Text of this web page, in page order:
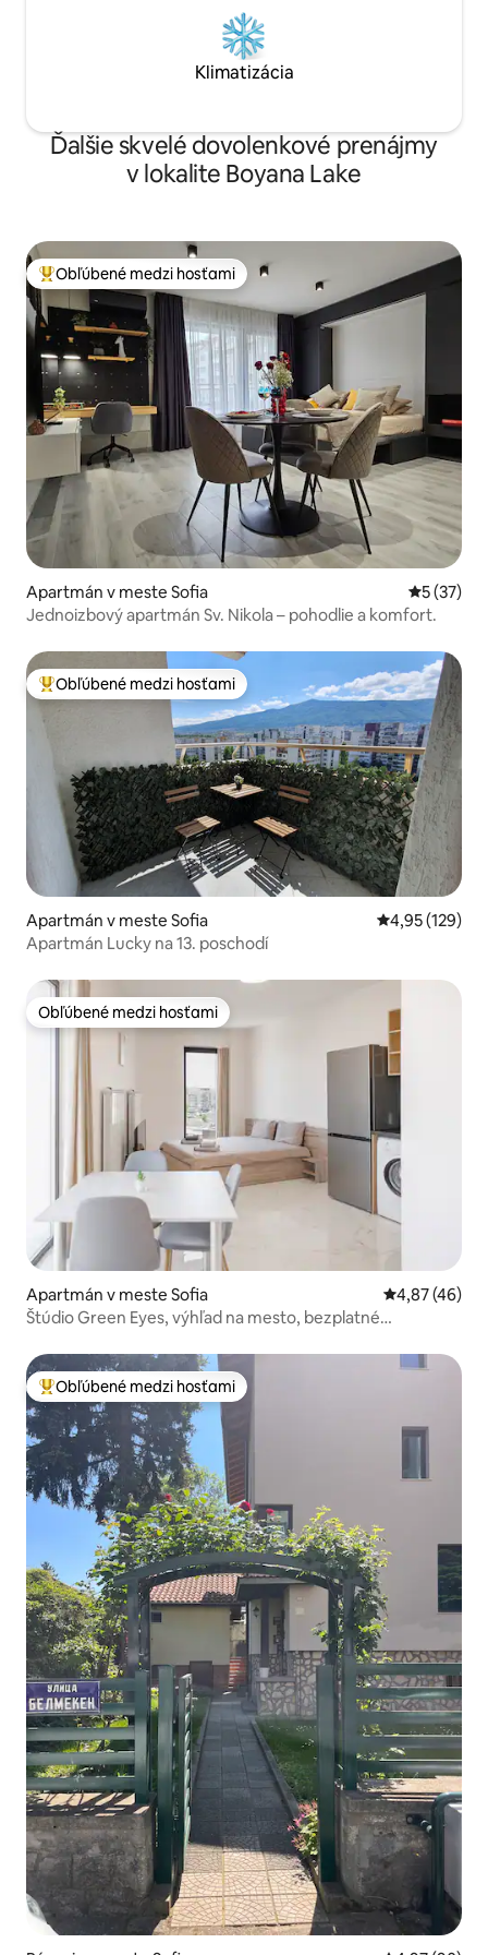
Klimatizácia
Ďalšie skvelé dovolenkové prenájmy
v lokalite Boyana Lake
Najobľúbenejšie medzi hosťami
Obľúbené medzi hosťami
Apartmán v meste Sofia
5 (37)
Jednoizbový apartmán Sv. Nikola – pohodlie a komfort.
Najobľúbenejšie medzi hosťami
Obľúbené medzi hosťami
Apartmán v meste Sofia Priemerné
4,95 (129)
Apartmán Lucky na 13. poschodí
Obľúbené medzi hosťami
Obľúbené medzi hosťami
Apartmán v meste Sofia Priemerné
4,87 (46)
Štúdio Green Eyes, výhľad na mesto, bezplatné
Najobľúbenejšie medzi hosťami
Obľúbené medzi hosťami